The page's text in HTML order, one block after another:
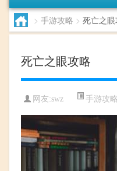
> 手游攻略 > 死亡之
死亡之眼攻略
网友:swz 手游攻略